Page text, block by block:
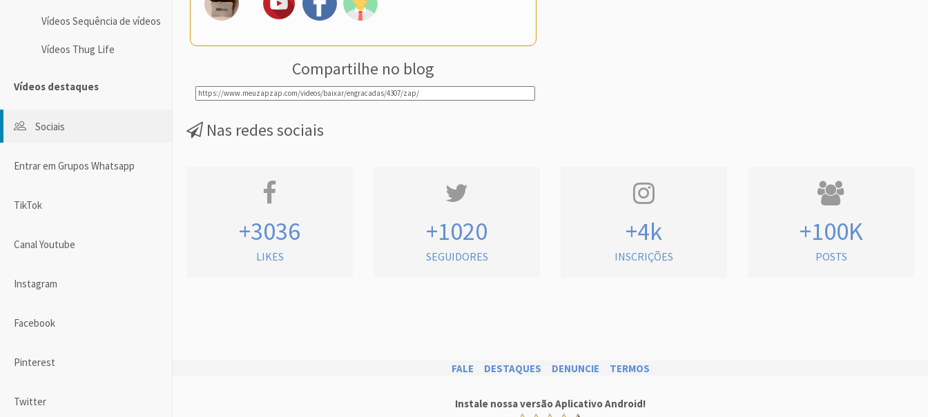
Vídeos Sequência de vídeos
Vídeos Thug Life
Vídeos destaques
Sociais
Entrar em Grupos Whatsapp
TikTok
Canal Youtube
Instagram
Facebook
Pinterest
Twitter
Compartilhe no blog
Nas redes sociais
+3036
LIKES
+1020
SEGUIDORES
+4k
INSCRIÇÕES
+100K
POSTS
FALE DESTAQUES DENUNCIE TERMOS
Instale nossa versão Aplicativo Android!